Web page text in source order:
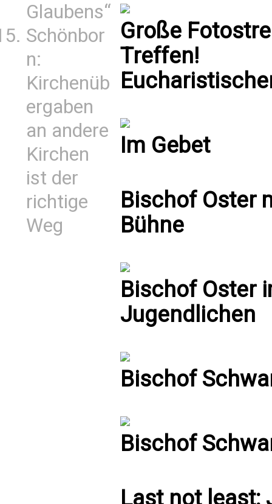
Glaubens“
Schönbor
n:
Kirchenüb
ergaben
an andere
Kirchen
ist der
richtige
Weg
Große
Treffen!
Im Gebet
Bischof Oster
Bühne
Bischof Oster
Jugendlichen
Bischof
Bischof
Last not least: